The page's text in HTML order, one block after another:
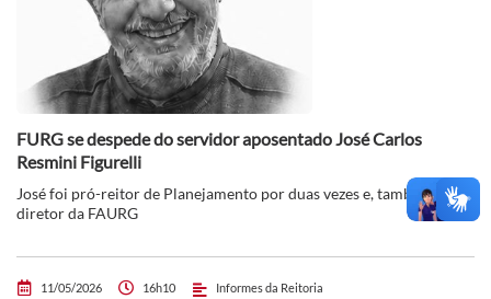
FURG se despede do servidor aposentado José Carlos
Resmini Figurelli
José foi pró-reitor de Planejamento por duas vezes e, também, foi
diretor da FAURG
11/05/2026 16h10 Informes da Reitoria